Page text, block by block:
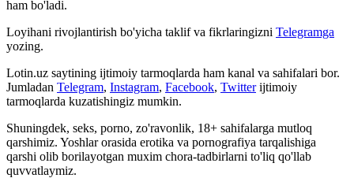
ham bo'ladi.
Loyihani rivojlantirish bo'yicha taklif va fikrlaringizni Telegramga
yozing.
Lotin.uz saytining ijtimoiy tarmoqlarda ham kanal va sahifalari bor.
Jumladan Telegram, Instagram, Facebook, Twitter ijtimoiy
tarmoqlarda kuzatishingiz mumkin.
Shuningdek, seks, porno, zo'ravonlik, 18+ sahifalarga mutloq
qarshimiz. Yoshlar orasida erotika va pornografiya tarqalishiga
qarshi olib borilayotgan muxim chora-tadbirlarni to'liq qo'llab
quvvatlaymiz.